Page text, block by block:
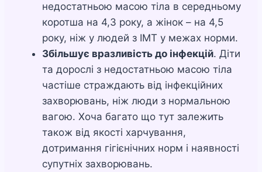
недостатньою масою тіла в середньому
коротша на 4,3 року, а жінок – на 4,5
року, ніж у людей з ІМТ у межах норми.
Збільшує вразливість до інфекцій. Діти
та дорослі з недостатньою масою тіла
частіше страждають від інфекційних
захворювань, ніж люди з нормальною
вагою. Хоча багато що тут залежить
також від якості харчування,
дотримання гігієнічних норм і наявності
супутніх захворювань.